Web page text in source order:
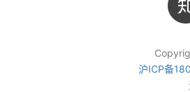
沪ICP备